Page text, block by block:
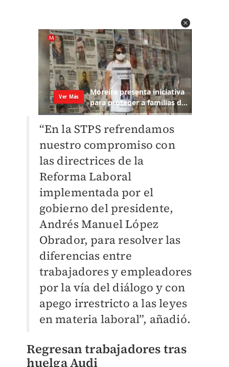
“En la STPS refrendamos
nuestro compromiso con
las directrices de la
Reforma Laboral
implementada por el
gobierno del presidente,
Andrés Manuel López
Obrador, para resolver las
diferencias entre
trabajadores y empleadores
por la vía del diálogo y con
apego irrestricto a las leyes
en materia laboral”, añadió.
Regresan trabajadores tras
huelga Audi